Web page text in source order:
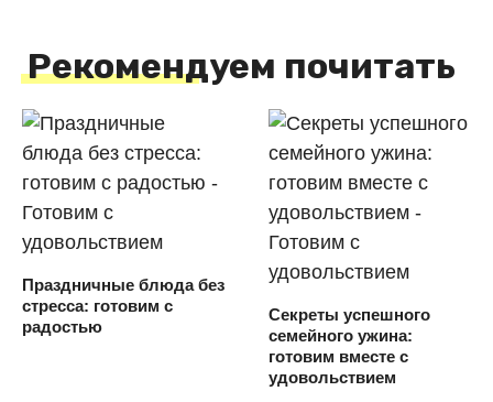
Рекомендуем почитать
Праздничные блюда без
стресса: готовим с
радостью
Секреты успешного
семейного ужина:
готовим вместе с
удовольствием